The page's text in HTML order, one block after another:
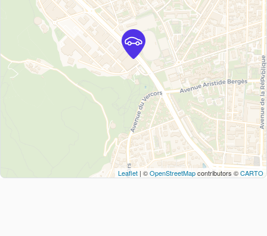
Leaflet | ©OpenStreetMapcontributors ©CARTO